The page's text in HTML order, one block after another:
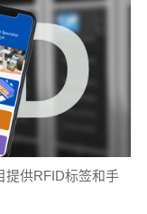
提供RFID标签和手